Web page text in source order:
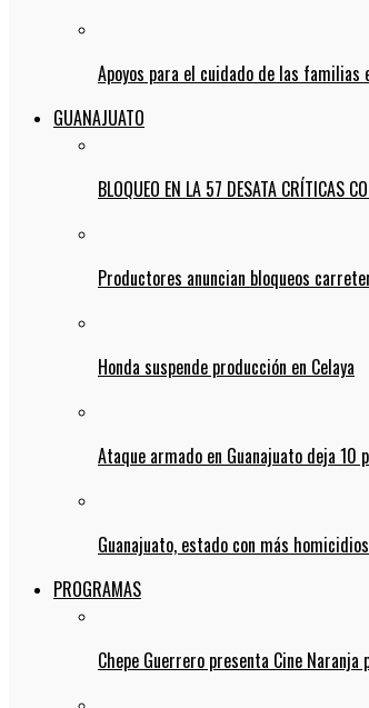
Apoyos para el cuidado de las familias
GUANAJUATO
BLOQUEO EN LA 57 DESATA CRÍTICAS
Productores anuncian bloqueos
Honda suspende producción en Celaya
Ataque armado en Guanajuato deja 10
Guanajuato, estado con más
PROGRAMAS
Chepe Guerrero presenta Cine